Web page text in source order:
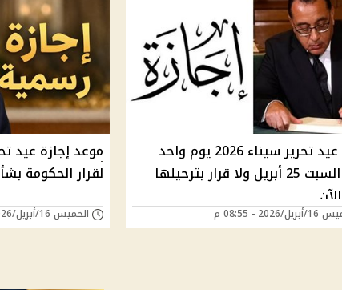
إجازة عيد تحرير سيناء 2026 يوم واحد
فقط السبت 25 أبريل ولا قرار بترحيلها
2026 - 08:55 م
لقرار الحكومة
الخميس 16/أبريل/2026 - 01:23 م